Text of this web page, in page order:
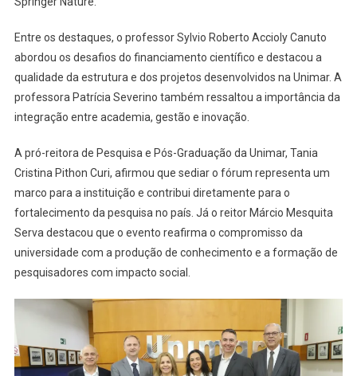
Entre os destaques, o professor Sylvio Roberto Accioly Canuto
abordou os desafios do financiamento científico e destacou a
qualidade da estrutura e dos projetos desenvolvidos na Unimar. A
professora Patrícia Severino também ressaltou a importância da
integração entre academia, gestão e inovação.
A pró-reitora de Pesquisa e Pós-Graduação da Unimar, Tania
Cristina Pithon Curi, afirmou que sediar o fórum representa um
marco para a instituição e contribui diretamente para o
fortalecimento da pesquisa no país. Já o reitor Márcio Mesquita
Serva destacou que o evento reafirma o compromisso da
universidade com a produção de conhecimento e a formação de
pesquisadores com impacto social.